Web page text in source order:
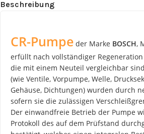
Beschreibung
CR-Pumpe der Marke BOSCH,
erfüllt nach vollständiger
die mit einem Neuteil vergleichbar
(wie Ventile, Vorpumpe, Welle,
Gehäuse, Dichtungen) wurden durch
sofern sie die zulässigen
Der einwandfreie Betrieb der Pumpe
Protokoll des auf dem Prüfstand